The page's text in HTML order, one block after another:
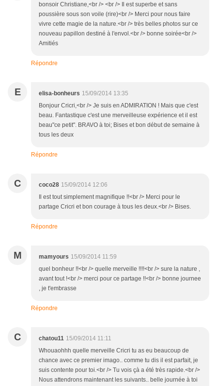
bonsoir Christiane,<br /> <br /> Il est superbe et sans
poussière sous son voile (rire)<br /> Merci pour nous faire
vivre cette magie de la nature.<br /> très belles photos sur ce
nouveau papillon destiné à l'envol.<br /> bonne soirée<br />
Amitiés
Répondre
E elisa-bonheurs 15/09/2014 13:35
Bonjour Cricri,<br /> Je suis en ADMIRATION ! Mais que c'est
beau. Fantastique c'est une merveilleuse expérience et il est
beau"ce petit". BRAVO à toi; Bises et bon début de semaine à
tous les deux
Répondre
C coco28 15/09/2014 12:06
Il est tout simplement magnifique !!<br /> Merci pour le
partage Cricri et bon courage à tous les deux.<br /> Bises.
Répondre
M mamyours 15/09/2014 11:59
quel bonheur !!<br /> quelle merveille !!!!<br /> sure la nature ,
avant tout !<br /> merci pour ce partage !!<br /> bonne journee
, je t'embrasse
Répondre
C chatou11 15/09/2014 11:11
Whouaohhh quelle merveille Cricri tu as eu beaucoup de
chance avec ce premier imago.. comme tu dis il est parfait, je
suis contente pour toi.<br /> Tu vois çà a été très rapide.<br />
Nous attendrons maintenant les suivants.. belle journée à toi